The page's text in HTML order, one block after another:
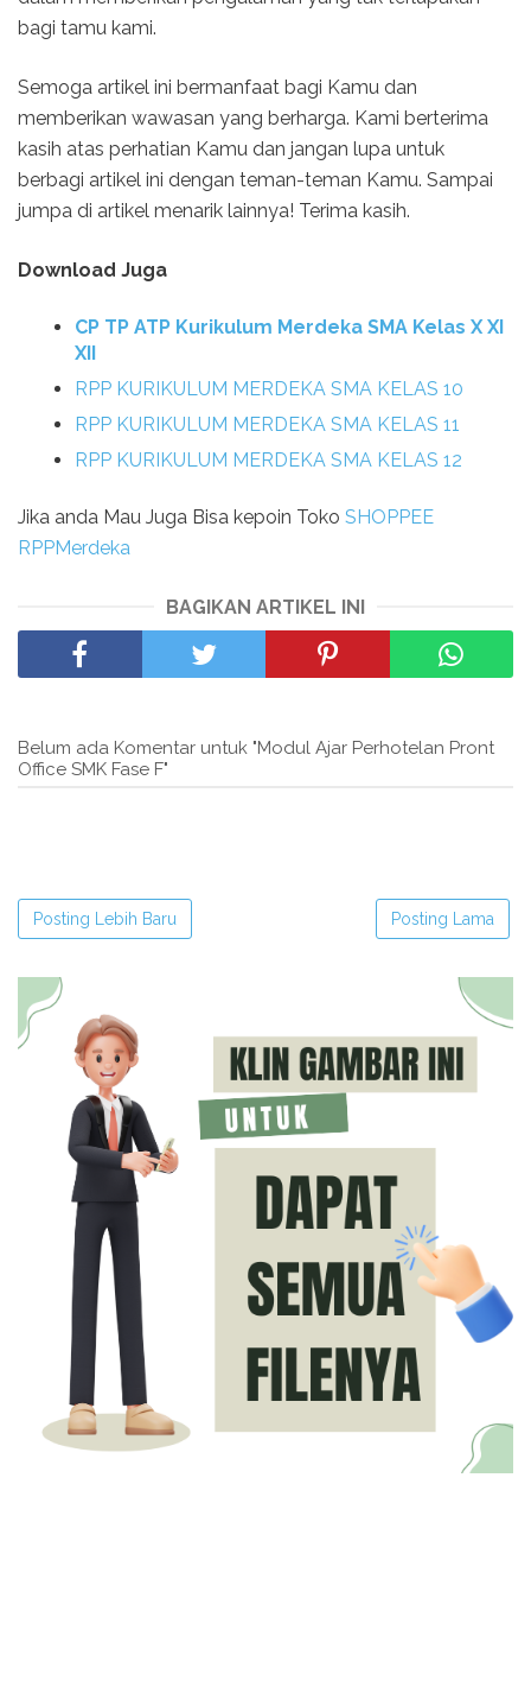
bagi tamu kami.
Semoga artikel ini bermanfaat bagi Kamu dan
memberikan wawasan yang berharga. Kami berterima
kasih atas perhatian Kamu dan jangan lupa untuk
berbagi artikel ini dengan teman-teman Kamu. Sampai
jumpa di artikel menarik lainnya! Terima kasih.
Download Juga
CP TP ATP Kurikulum Merdeka SMA Kelas X XI
XII
RPP KURIKULUM MERDEKA SMA KELAS 10
RPP KURIKULUM MERDEKA SMA KELAS 11
RPP KURIKULUM MERDEKA SMA KELAS 12
Jika anda Mau Juga Bisa kepoin Toko SHOPPEE
RPPMerdeka
BAGIKAN ARTIKEL INI
Belum ada Komentar untuk "Modul Ajar Perhotelan Pront
Office SMK Fase F"
Posting Lebih Baru Posting Lama